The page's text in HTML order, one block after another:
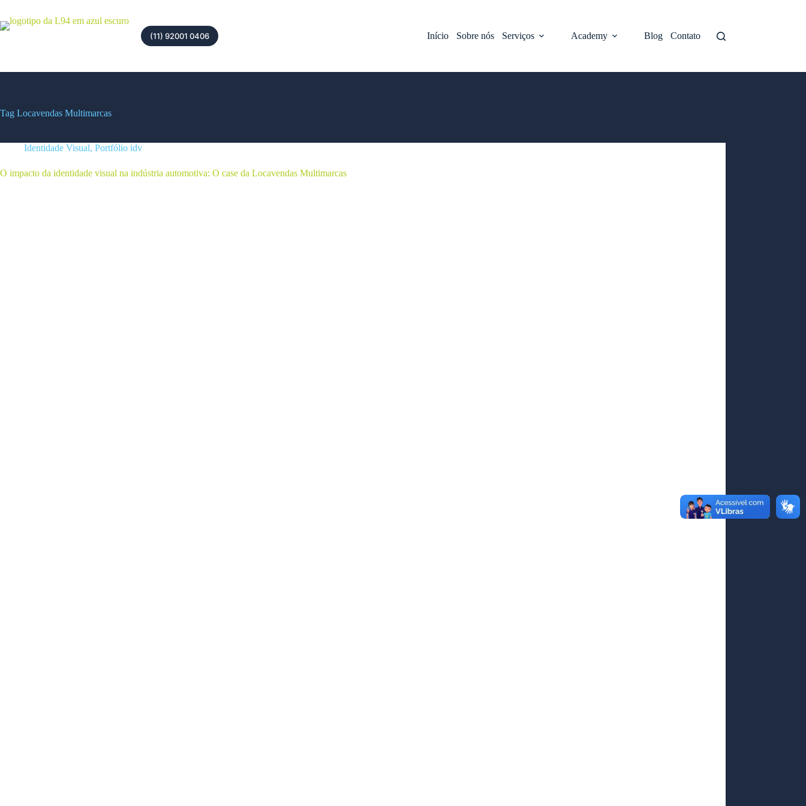
(11) 92001 0406 Início Sobre nós Serviços Academy Blog Contato
Tag Locavendas Multimarcas
Identidade Visual, Portfólio idv
O impacto da identidade visual na indústria automotiva: O case da Locavendas Multimarcas